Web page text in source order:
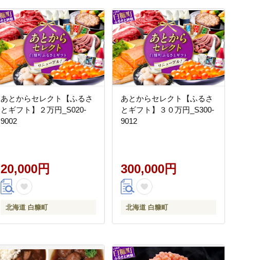
あとからセレクト【ふるさ
とギフト】２万円_S020-
9002
20,000円
北海道 白糠町
あとからセレクト【ふるさ
とギフト】３０万円_S300-
9012
300,000円
北海道 白糠町